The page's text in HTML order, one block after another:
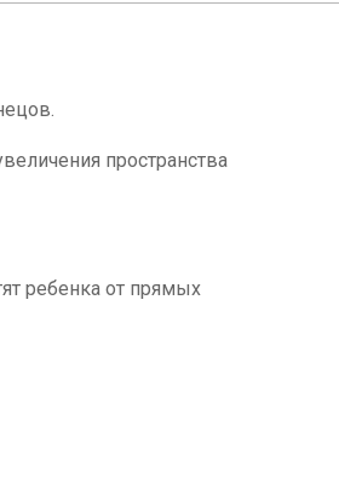
пространства
ребенка от прямых